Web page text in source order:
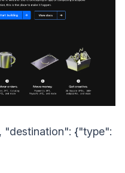
"destination": {"type":